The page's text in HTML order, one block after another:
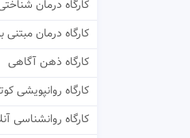
کارگاه درمان
کارگاه درمان
کارگاه ذهن آگاهی
کارگاه روانپویشی
کارگاه روانشناسی